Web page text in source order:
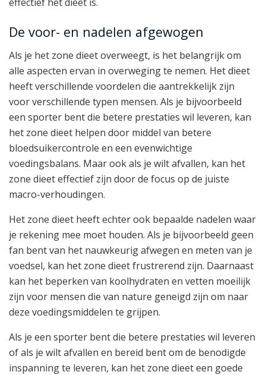
De voor- en nadelen afgewogen
Als je het zone dieet overweegt, is het belangrijk om
alle aspecten ervan in overweging te nemen. Het dieet
heeft verschillende voordelen die aantrekkelijk zijn
voor verschillende typen mensen. Als je bijvoorbeeld
een sporter bent die betere prestaties wil leveren, kan
het zone dieet helpen door middel van betere
bloedsuikercontrole en een evenwichtige
voedingsbalans. Maar ook als je wilt afvallen, kan het
zone dieet effectief zijn door de focus op de juiste
macro-verhoudingen.
Het zone dieet heeft echter ook bepaalde nadelen waar
je rekening mee moet houden. Als je bijvoorbeeld geen
fan bent van het nauwkeurig afwegen en meten van je
voedsel, kan het zone dieet frustrerend zijn. Daarnaast
kan het beperken van koolhydraten en vetten moeilijk
zijn voor mensen die van nature geneigd zijn om naar
deze voedingsmiddelen te grijpen.
Als je een sporter bent die betere prestaties wil leveren
of als je wilt afvallen en bereid bent om de benodigde
inspanning te leveren, kan het zone dieet een goede